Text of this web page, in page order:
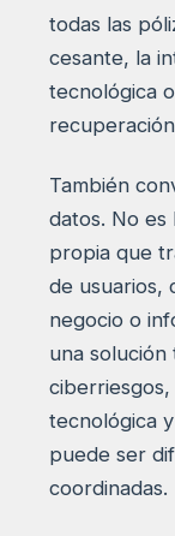
todas las
cesante, la
tecnológica
También
datos. No es
propia que
de usuarios,
negocio o
una
tecnológica
puede ser
coordinadas.